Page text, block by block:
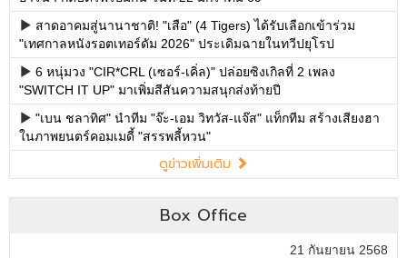
สาดอาคมสู่นานาชาติ! "เสือ" (4 Tigers) ได้รับเลือกเข้าร่วม
"เทศกาลหนังรอตเทอร์ดัม 2026" ประเดิมฉายในทวีปยุโรป
6 หนุ่มวง "CIR*CRL (เซอร์-เคิ่ล)" ปล่อยซิงเกิลที่ 2 เพลง
"SWITCH IT UP" มาเพิ่มสีสันความสนุกส่งท้ายปี
"เบน ชลาทิศ" นำทีม "จ๊ะ-เอม วิทวัส-แจ๊ส" แท็กทีม สร้างเสียงฮา
ในภาพยนตร์คอมเมดี้ "สรรพลี้หวน"
ดูข่าวเพิ่มเติม
Box Office
21 กันยายน 2568